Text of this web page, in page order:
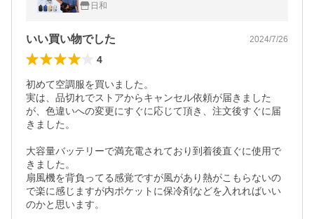
宅 通勤 男女兼用
日和
いい買い物でした 2024/7/26
4
初めて空調服を買いました。
実は、品切れでストアからキャンセル依頼が届きました
が、色違いへの変更にすぐに応じて頂き、注文後すぐに届
きました。
大容量バッテリーで満充電されており到着後直ぐに使用で
きました。
扇風機を背負ってる感覚ですが風があり熱がこもらないの
で楽に感じますが内ポケットに保冷剤などを入れればいい